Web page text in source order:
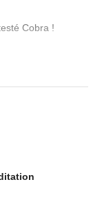
Cobra !
Q ?
et